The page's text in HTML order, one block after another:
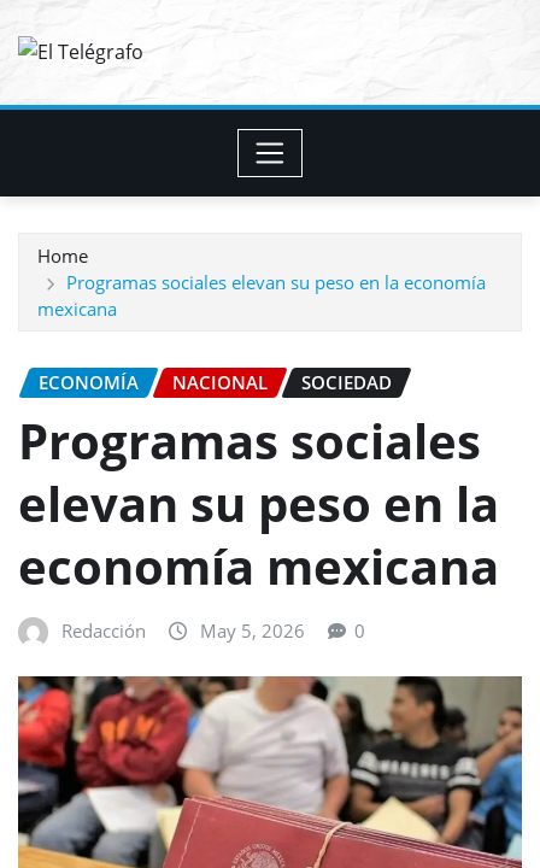
Home
Programas sociales elevan su peso en la economía
mexicana
ECONOMÍA NACIONAL SOCIEDAD
Programas sociales
elevan su peso en la
economía mexicana
Redacción May 5, 2026 0